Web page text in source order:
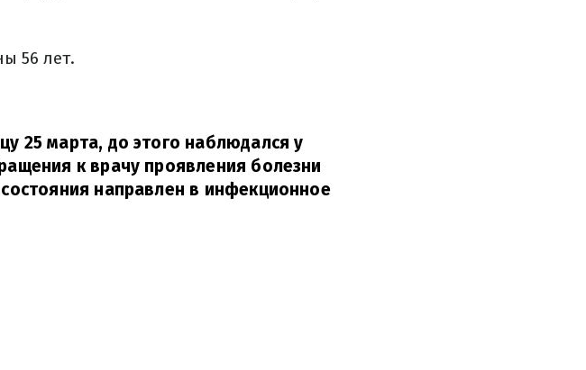
56 лет.
25 марта, до этого наблюдался у
к врачу проявления болезни
направлен в инфекционное